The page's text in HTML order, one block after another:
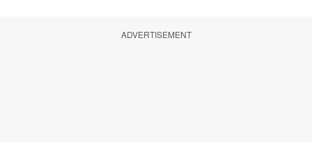
ADVERTISEMENT